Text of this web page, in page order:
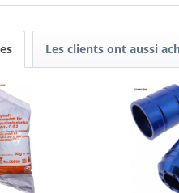
Les clients ont aussi